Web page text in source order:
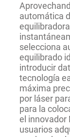
automática
selecciona
equilibrado
introducir
tecnología
máxima
por láser
para la
el innovador
usuarios